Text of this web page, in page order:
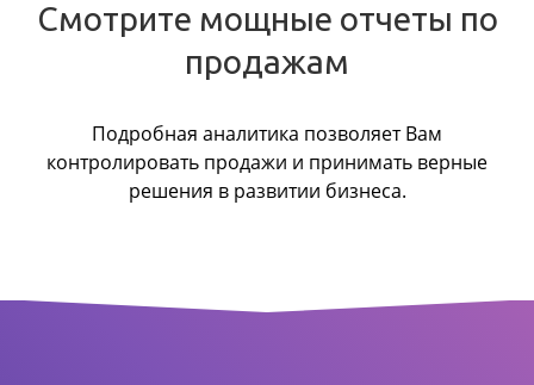
Смотрите мощные отчеты по
продажам
Подробная аналитика позволяет Вам
контролировать продажи и принимать верные
решения в развитии бизнеса.